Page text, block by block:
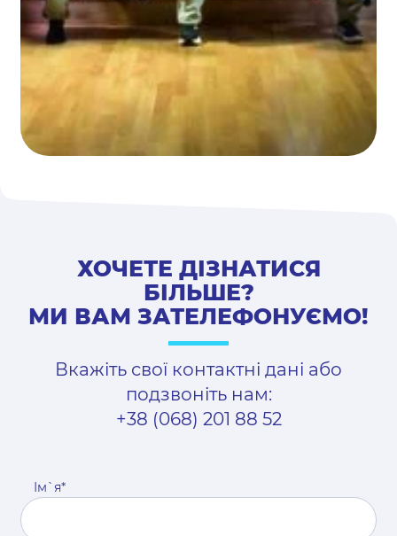
ХОЧЕТЕ ДІЗНАТИСЯ
БІЛЬШЕ?
МИ ВАМ ЗАТЕЛЕФОНУЄМО!
Вкажіть свої контактні дані або
подзвоніть нам:
+38 (068) 201 88 52
Ім`я*